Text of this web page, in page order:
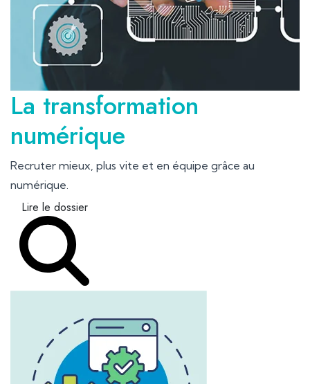
La transformation
numérique
Recruter mieux, plus vite et en équipe grâce au
numérique.
Lire le dossier